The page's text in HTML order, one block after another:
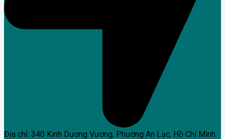
Địa chỉ: 340 Kinh Dương Vương, Phường An Lạc, Hồ Chí Minh